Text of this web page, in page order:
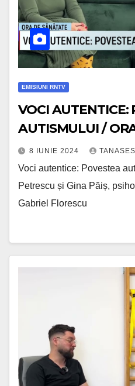
EMISIUNI RNTV
VOCI AUTENTICE:
AUTISMULUI /
8 IUNIE 2024
Voci autentice: Povestea
Petrescu și Gina Păiș,
Gabriel Florescu